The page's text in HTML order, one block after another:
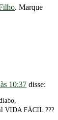
. Marque
10:37 disse:
VIDA FÁCIL ???